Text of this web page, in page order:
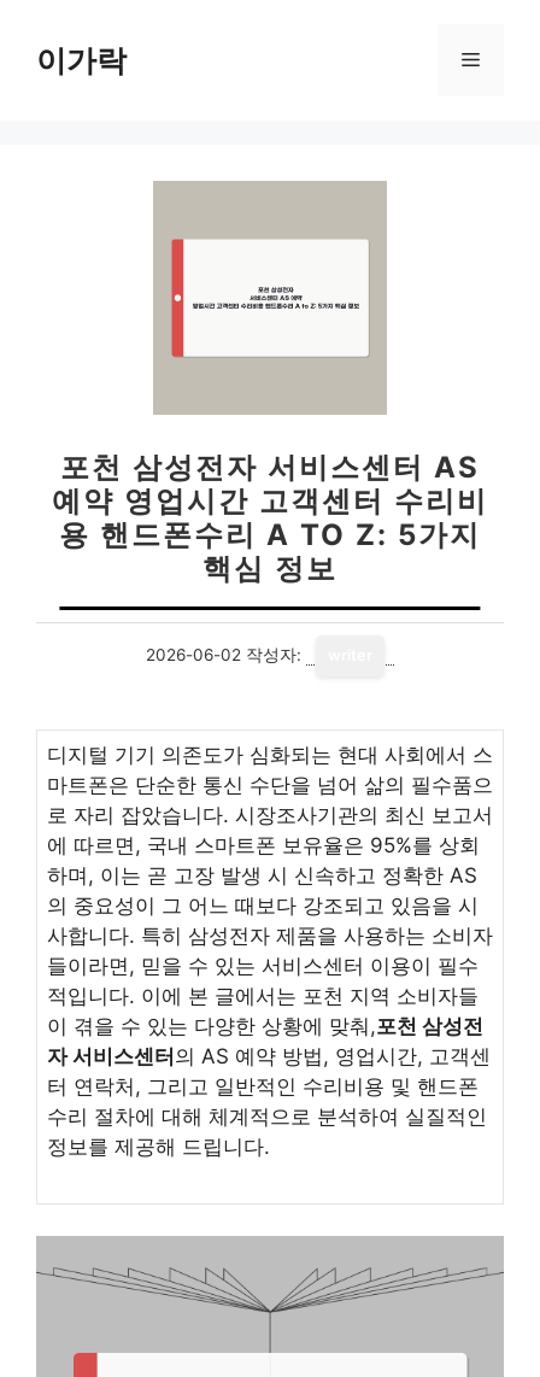
이가락 메
포천 삼성전자 서비스센터 AS
예약 영업시간 고객센터 수리비
용 핸드폰수리 A TO Z: 5가지
핵심 정보
2026-06-02 작성자:
디지털 기기 의존도가 심화되는 현대 사회에서 스
마트폰은 단순한 통신 수단을 넘어 삶의 필수품으
로 자리 잡았습니다. 시장조사기관의 최신 보고서
에 따르면, 국내 스마트폰 보유율은 95%를 상회
하며, 이는 곧 고장 발생 시 신속하고 정확한 AS
의 중요성이 그 어느 때보다 강조되고 있음을 시
사합니다. 특히 삼성전자 제품을 사용하는 소비자
들이라면, 믿을 수 있는 서비스센터 이용이 필수
적입니다. 이에 본 글에서는 포천 지역 소비자들
이 겪을 수 있는 다양한 상황에 맞춰,포천 삼성전
자 서비스센터 의 AS 예약 방법, 영업시간, 고객센
터 연락처, 그리고 일반적인 수리비용 및 핸드폰
수리 절차에 대해 체계적으로 분석하여 실질적인
정보를 제공해 드립니다.